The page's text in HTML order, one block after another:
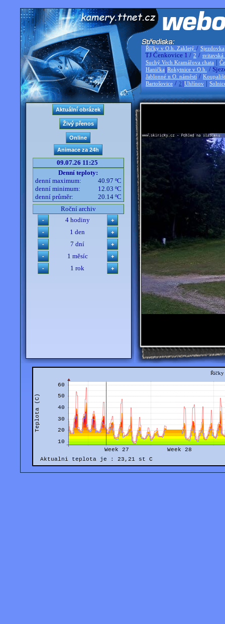
Říčky v O.h. Zakletý / Sjezdovka
TJ Čenkovice 1 / 2 / svitavská
Suchý Vrch Kramářova chata |
Hanička |Rokytnice v O.h. /
Jablonné n O. náměstí /
Bartošovice / 2 |Uhřínov |
09.07.26 11:25
Denní teploty:
denní maximum:
40.97 ºC
denní minimum:
12.03 ºC
denní průměr:
20.14 ºC
Roční archiv
4 hodiny
1 den
7 dní
1 měsíc
1 rok